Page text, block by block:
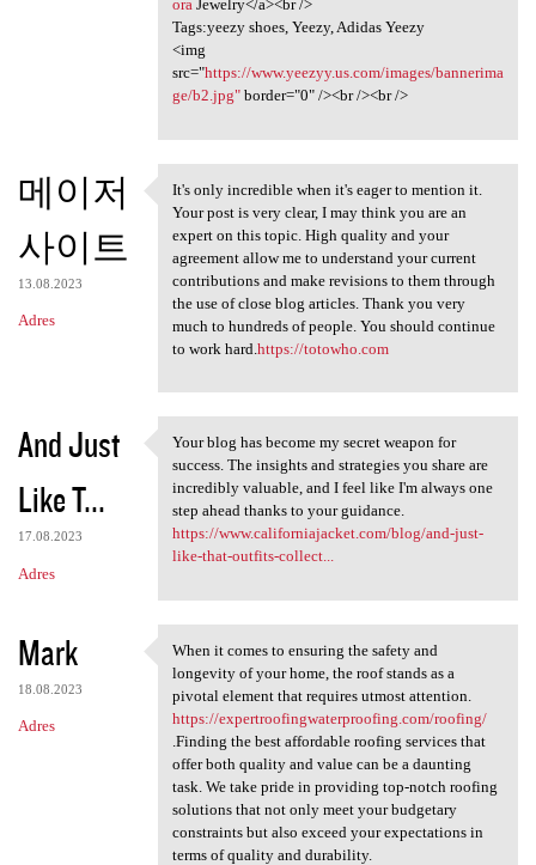
oraJewelry</a><br />
Tags:yeezy shoes, Yeezy, Adidas Yeezy
<img
src="https://www.yeezyy.us.com/images/bannerima
ge/b2.jpg"border="0" /><br /><br />
메이저
사이트
13.08.2023
Adres
It's only incredible when it
It's only incredible when it's eager to mention it.
Your post is very clear, I may think you are an
expert on this topic. High quality and your
agreement allow me to understand your current
contributions and make revisions to them through
the use of close blog articles. Thank you very
much to hundreds of people. You should continue
to work hard. https://totowho.com
And Just
Like T...
17.08.2023
Adres
Your blog has become my
Your blog has become my secret weapon for
success. The insights and strategies you share are
incredibly valuable, and I feel like I'm always one
step ahead thanks to your guidance.
https://www.californiajacket.com/blog/and-just-
like-that-outfits-collect...
Mark
18.08.2023
Adres
When it comes to ensuring the
When it comes to ensuring the safety and
longevity of your home, the roof stands as a
pivotal element that requires utmost attention.
https://expertroofingwaterproofing.com/roofing/
.Finding the best affordable roofing services that
offer both quality and value can be a daunting
task. We take pride in providing top-notch roofing
solutions that not only meet your budgetary
constraints but also exceed your expectations in
terms of quality and durability.